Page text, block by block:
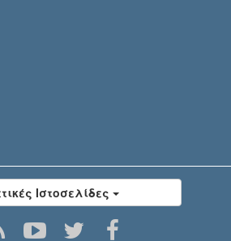
Ιστοσελίδες